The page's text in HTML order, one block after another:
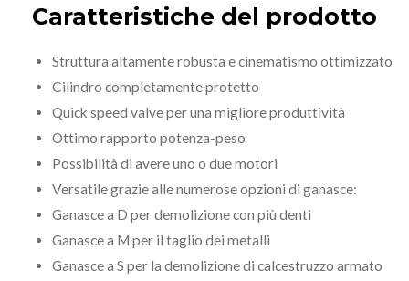
Caratteristiche del prodotto
Struttura altamente robusta e cinematismo ottimizzato
Cilindro completamente protetto
Quick speed valve per una migliore produttività
Ottimo rapporto potenza-peso
Possibilità di avere uno o due motori
Versatile grazie alle numerose opzioni di ganasce:
Ganasce a D per demolizione con più denti
Ganasce a M per il taglio dei metalli
Ganasce a S per la demolizione di calcestruzzo armato